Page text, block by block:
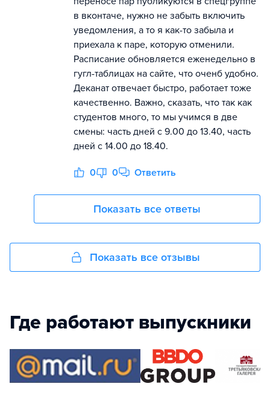
в вконтаче, нужно не забыть включить
уведомления, а то я как-то забыла и
приехала к паре, которую отменили.
Расписание обновляется еженедельно в
гугл-таблицах на сайте, что оченб удобно.
Деканат отвечает быстро, работает тоже
качественно. Важно, сказать, что так как
студентов много, то мы учимся в две
смены: часть дней с 9.00 до 13.40, часть
дней с 14.00 до 18.40.
0 0 Ответить
Показать все ответы
Показать все отзывы
Где работают выпускники